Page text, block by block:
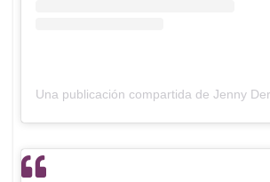
Una publicación compartida de Jenny